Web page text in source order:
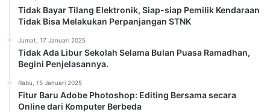
Tidak Bayar Tilang Elektronik, Siap-siap Pemilik Kendaraan
Tidak Bisa Melakukan Perpanjangan STNK
Jumat, 17 Januari 2025
Tidak Ada Libur Sekolah Selama Bulan Puasa Ramadhan,
Begini Penjelasannya.
Rabu, 15 Januari 2025
Fitur Baru Adobe Photoshop: Editing Bersama secara
Online dari Komputer Berbeda